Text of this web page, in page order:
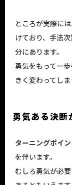
ところが実際には
けており、手法
分にあります。
勇気をもって一
きく変わってしま
勇気ある決断
ターニングポイ
を伴います。
むしろ勇気が必